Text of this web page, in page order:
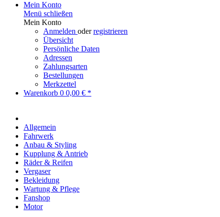
Mein Konto
Menü schließen
Mein Konto
Anmelden oderregistrieren
Übersicht
Persönliche Daten
Adressen
Zahlungsarten
Bestellungen
Merkzettel
Warenkorb 0 0,00 € *
Allgemein
Fahrwerk
Anbau & Styling
Kupplung & Antrieb
Räder & Reifen
Vergaser
Bekleidung
Wartung & Pflege
Fanshop
Motor